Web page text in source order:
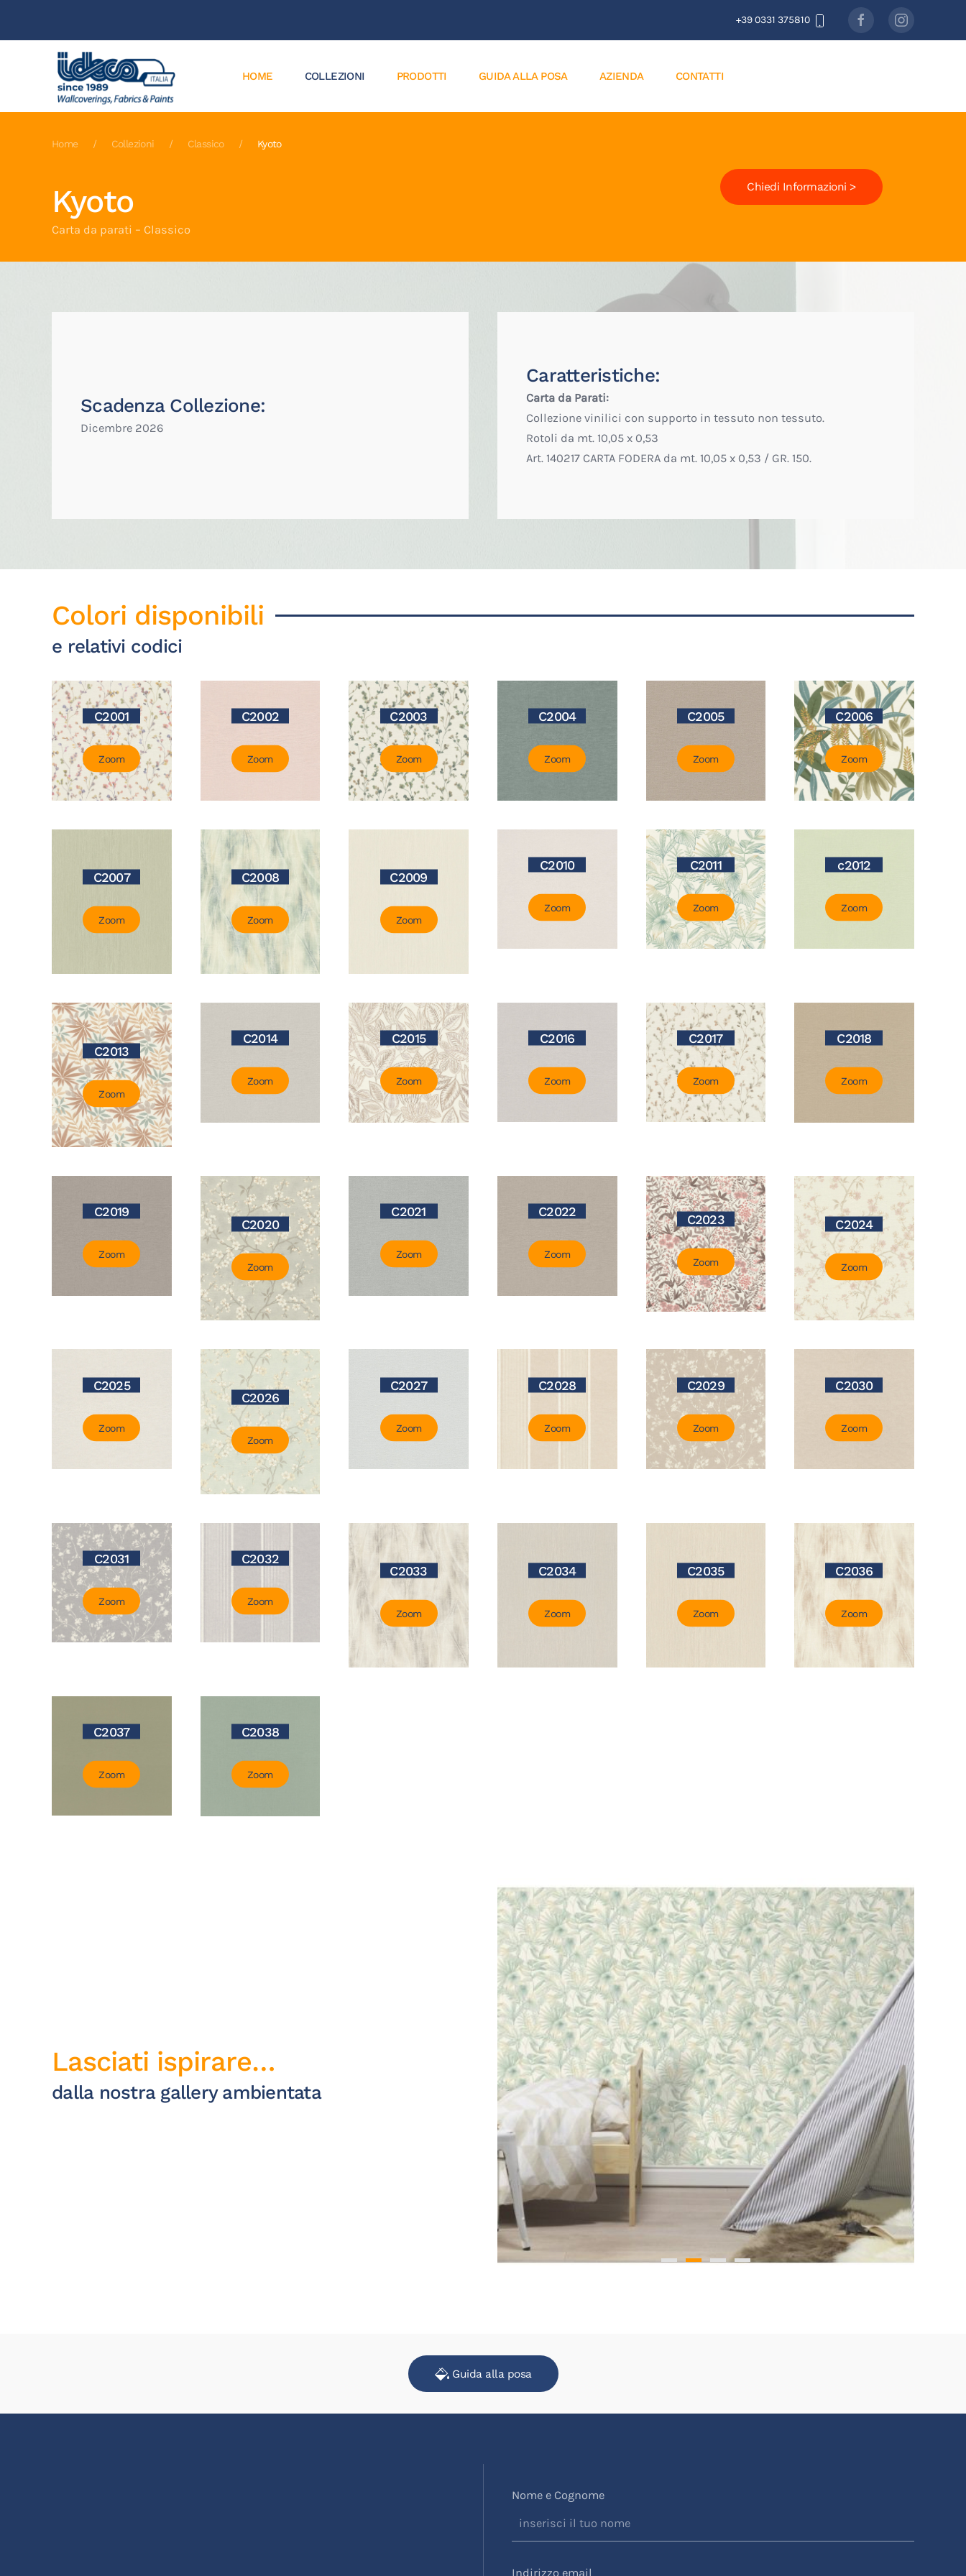
+39 0331 375810
HOME COLLEZIONI PRODOTTI GUIDA ALLA POSA AZIENDA CONTATTI
Home Collezioni Classico Kyoto
Kyoto
Carta da parati – Classico
Chiedi Informazioni >
Scadenza Collezione:
Dicembre 2026
Caratteristiche:
Carta da Parati:
Collezione vinilici con supporto in tessuto non tessuto.
Rotoli da mt. 10,05 x 0,53
Art. 140217 CARTA FODERA da mt. 10,05 x 0,53 / GR. 150.
Colori disponibili
e relativi codici
C2001
Zoom
C2002
Zoom
C2003
Zoom
C2004
Zoom
C2005
Zoom
C2006
Zoom
C2007
Zoom
C2008
Zoom
C2009
Zoom
C2010
Zoom
C2011
Zoom
c2012
Zoom
C2013
Zoom
C2014
Zoom
C2015
Zoom
C2016
Zoom
C2017
Zoom
C2018
Zoom
C2019
Zoom
C2020
Zoom
C2021
Zoom
C2022
Zoom
C2023
Zoom
C2024
Zoom
C2025
Zoom
C2026
Zoom
C2027
Zoom
C2028
Zoom
C2029
Zoom
C2030
Zoom
C2031
Zoom
C2032
Zoom
C2033
Zoom
C2034
Zoom
C2035
Zoom
C2036
Zoom
C2037
Zoom
C2038
Zoom
Lasciati ispirare…
dalla nostra gallery ambientata
Guida alla posa
Nome e Cognome
Indirizzo email